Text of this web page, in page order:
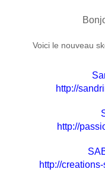
Voici le nouveau
http://
http://
http://